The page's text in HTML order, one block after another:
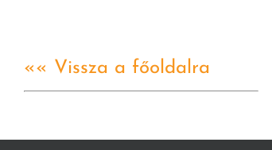
«« Vissza a főoldalra